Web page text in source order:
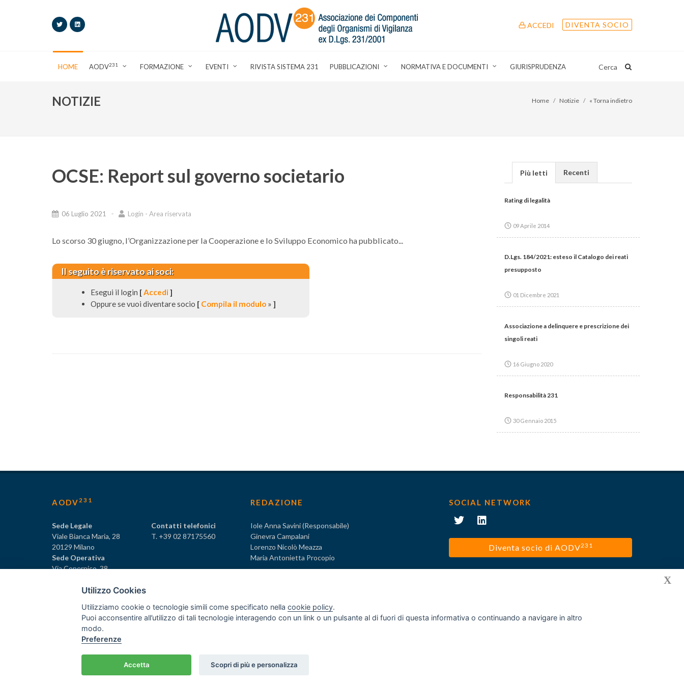
ACCEDI DIVENTA SOCIO
HOME AODV231 FORMAZIONE EVENTI RIVISTA SISTEMA 231 PUBBLICAZIONI NORMATIVA E DOCUMENTI GIURISPRUDENZA Cerca
NOTIZIE Home Notizie « Torna indietro
OCSE: Report sul governo societario
06 Luglio 2021 Login - Area riservata
Lo scorso 30 giugno, l’Organizzazione per la Cooperazione e lo Sviluppo Economico ha pubblicato...
Il seguito è riservato ai soci:
Esegui il login [Accedi]
Oppure se vuoi diventare socio [ Compila il modulo » ]
Più letti Recenti
Rating di legalità
09 Aprile 2014
D.Lgs. 184/2021: esteso il Catalogo dei reati
presupposto
01 Dicembre 2021
Associazione a delinquere e prescrizione dei
singoli reati
16 Giugno 2020
Responsabilità 231
30 Gennaio 2015
AODV 231
Sede Legale
Viale Bianca Maria, 28
20129 Milano
Sede Operativa
Via Copernico, 38
Contatti telefonici
T. +39 02 87175560
REDAZIONE
Iole Anna Savini (Responsabile)
Ginevra Campalani
Lorenzo Nicolò Meazza
Maria Antonietta Procopio
SOCIAL NETWORK
Diventa socio di AODV231
© Tutti i diritti riservati AODV
Associazione dei Componenti degli Organismi di Vigilanza ex D.Lgs. 231/2001
Utilizzo Cookies
Utilizziamo cookie o tecnologie simili come specificato nella cookie policy.
Puoi acconsentire all’utilizzo di tali tecnologie interagendo con un link o un pulsante al di fuori di questa informativa o continuando a navigare in altro
modo.
Preferenze
Accetta
X
Scopri di più e personalizza